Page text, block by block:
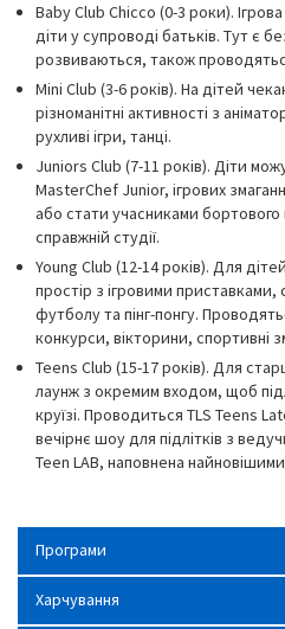
Baby Club Chicco (0-3 роки).
діти у супроводі батьків. Тут є
розвиваються, також
Mini Club (3-6 років). На дітей
різноманітні активності з
рухливі ігри, танці.
Juniors Club (7-11 років). Діти
MasterChef Junior, ігрових
або стати учасниками
справжній студії.
Young Club (12-14 років). Для
простір з ігровими приставками,
футболу та пінг-понгу.
конкурси, вікторини, спортивні
Teens Club (15-17 років). Для
лаунж з окремим входом, щоб
круїзі. Проводиться TLS Teens
вечірнє шоу для підлітків з
Teen LAB, наповнена
Програми
Харчування